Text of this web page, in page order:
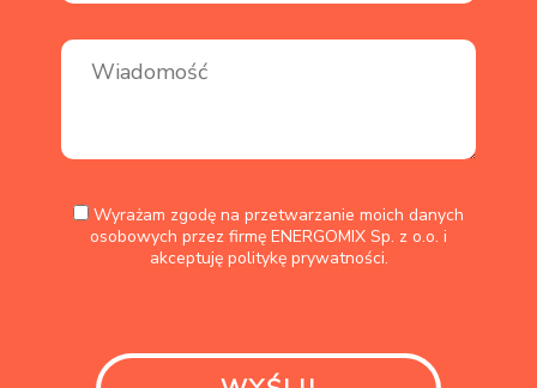
Wyrażam zgodę na przetwarzanie moich danych
osobowych przez firmę ENERGOMIX Sp. z o.o. i
akceptuję politykę prywatności.